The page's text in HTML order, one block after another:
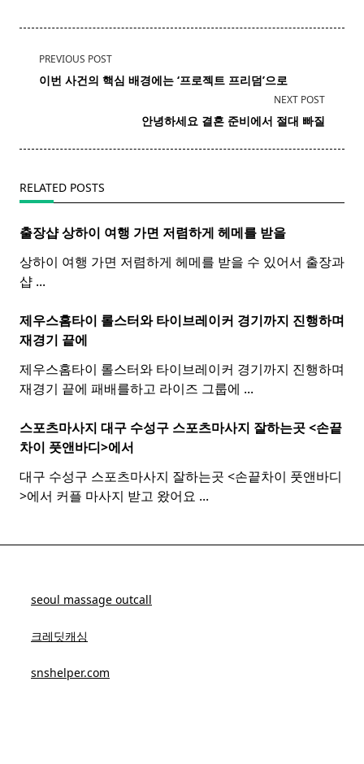
<span
class="nav-
text">Page</span>
PREVIOUS POST
이번 사건의 핵심 배경에는 ‘프로젝트 프리덤’으로
NEXT POST
​ 안녕하세요 결혼 준비에서 절대 빠질
RELATED POSTS
출장샵 상하이 여행 가면 저렴하게 헤메를 받을
상하이 여행 가면 저렴하게 헤메를 받을 수 있어서 출장과
샵 ...
제우스홈타이 롤스터와타이브레이커 경기까지 진행하며
재경기 끝에
제우스홈타이 롤스터와 타이브레이커 경기까지 진행하며
재경기 끝에 패배를하고 라이즈 그룹에 ...
스포츠마사지 대구 수성구 스포츠마사지 잘하는곳 <손끝
차이 풋앤바디>에서
대구 수성구 스포츠마사지 잘하는곳 <손끝차이 풋앤바디
>에서 커플 마사지 받고 왔어요 ...
seoul massage outcall
크레딧캐싱
snshelper.com